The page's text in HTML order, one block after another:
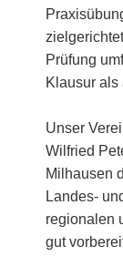
Prüfung
Klausur als
Unser
Wilfried
Milhausen
Landes-
regionalen
gut